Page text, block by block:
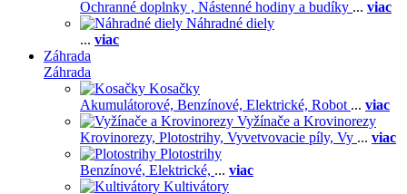
Ochranné doplnky , Nástenné hodiny a budíky ... viac
Náhradné diely
... viac
Záhrada
Záhrada
Kosačky
Akumulátorové, Benzínové, Elektrické, Robot ... viac
Vyžínače a Krovinorezy
Krovinorezy, Plotostrihy, Vyvetvovacie píly, Vy ... viac
Plotostrihy
Benzínové, Elektrické, ... viac
Kultivátory